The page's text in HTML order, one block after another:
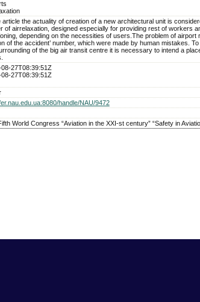
article the actuality of creation of a new architectural unit is
of airrelaxation, designed especially for providing rest of workers
depending on the necessities of users.The problem of
of the accident’ number, which were made by human mistakes.
of the big air transit centre it is necessary to intend a
27T08:39:51Z
27T08:39:51Z
handle/NAU/9472
World Congress “Aviation in the XXI-st century” “Safety in